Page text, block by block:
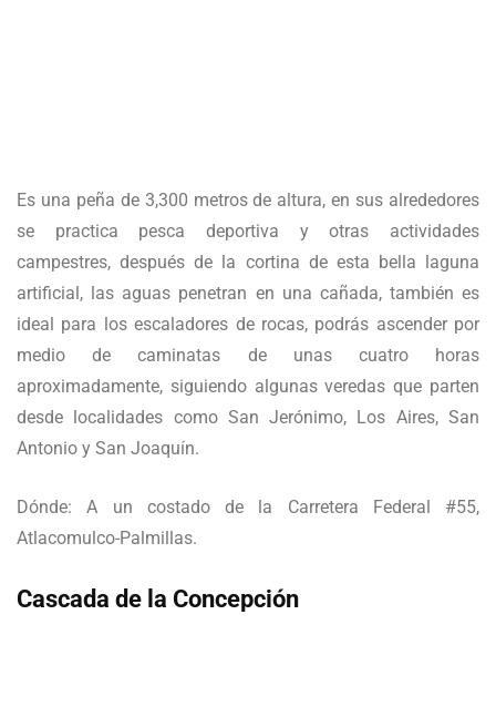
Es una peña de 3,300 metros de altura, en sus alrededores
se practica pesca deportiva y otras actividades
campestres, después de la cortina de esta bella laguna
artificial, las aguas penetran en una cañada, también es
ideal para los escaladores de rocas, podrás ascender por
medio de caminatas de unas cuatro horas
aproximadamente, siguiendo algunas veredas que parten
desde localidades como San Jerónimo, Los Aires, San
Antonio y San Joaquín.
Dónde: A un costado de la Carretera Federal #55,
Atlacomulco-Palmillas.
Cascada de la Concepción